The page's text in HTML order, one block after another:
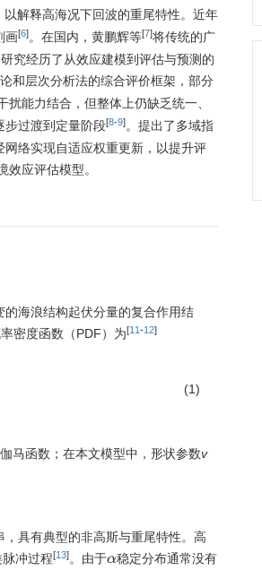
解释高海况下回波的重尾特性。近年
画[6]。在国内，黄鹏辉等[7]将传统的广
究经历了从效应建模到评估与预测的
和层次分析法的综合评价框架，部分
能力结合，但整体上仍缺乏统一、
步过渡到定量阶段[8-9]。提出了多域指
络实现自适应权重更新，以提升评
应评估模型。
海浪结构起伏分量的复合作用结
密度函数（PDF）为[11-12]
(1)
马函数；在本文模型中，形状参数v
具有典型的非高斯与重尾特性。高
冲过程[13]。由于α稳定分布通常没有